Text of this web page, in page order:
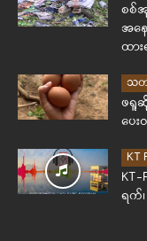
စစ်
အန
ထား
သတ
ဖရူ
ပေ
KT
ရက်